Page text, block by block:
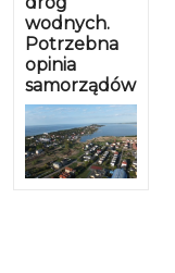
wodnych.
Potrzebna
opinia
samorządów